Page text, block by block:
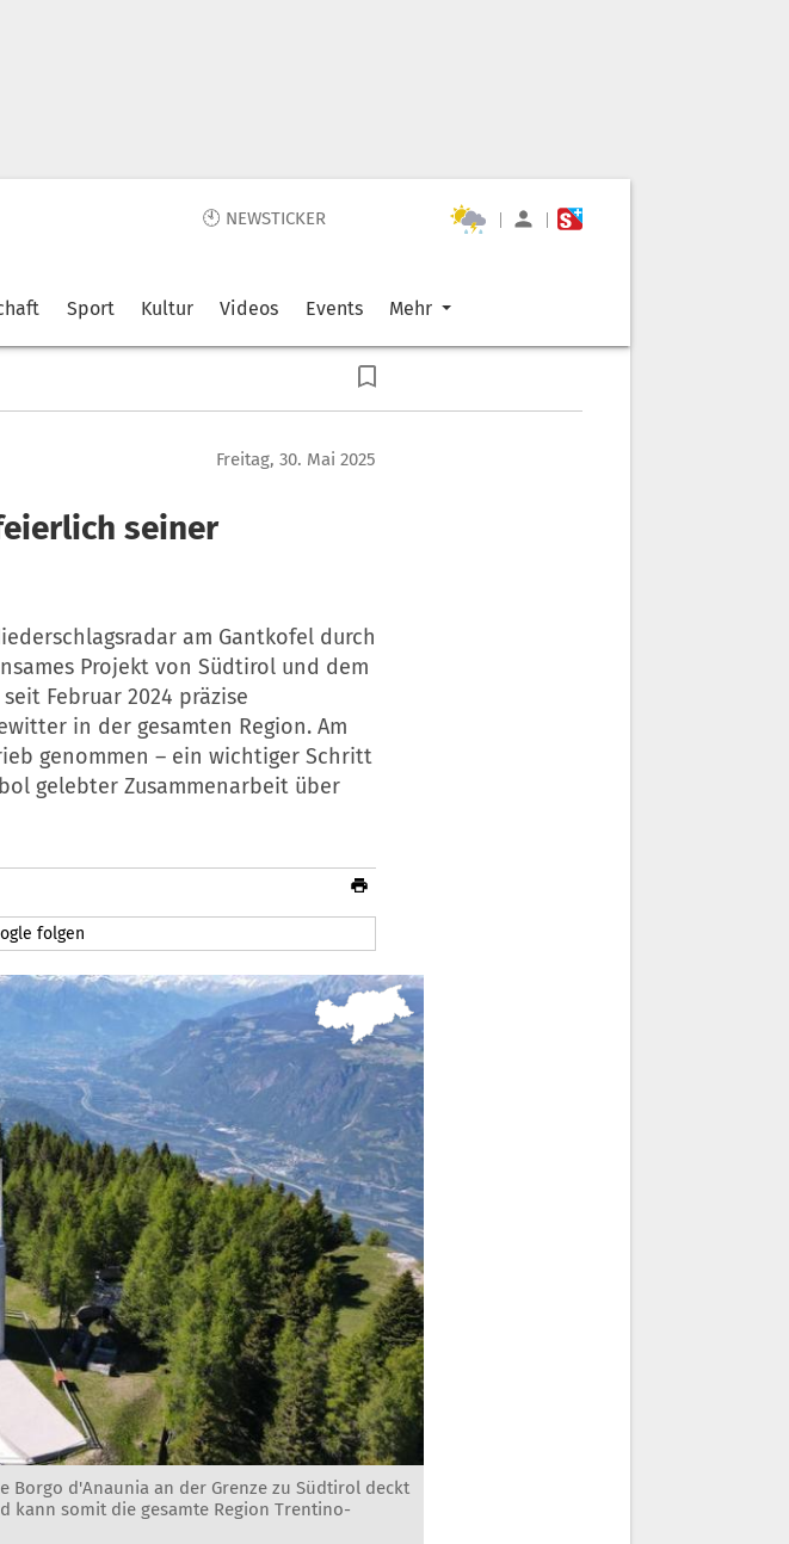
🕙 NEWSTICKER | |
Sport Kultur Videos Events Mehr
Freitag, 30. Mai 2025
seiner
am Gantkofel durch
Projekt von Südtirol und dem
Februar 2024 präzise
in der gesamten Region. Am
genommen – ein wichtiger Schritt
gelebter Zusammenarbeit über
folgen
Borgo d'Anaunia an der Grenze zu Südtirol deckt
kann somit die gesamte Region Trentino-